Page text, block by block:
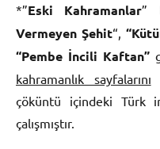
*”Eski Kahramanlar”
Vermeyen Şehit“,
“Pembe İncili Kaftan”
kahramanlık sayfalarını
çöküntü içindeki Türk
çalışmıştır.